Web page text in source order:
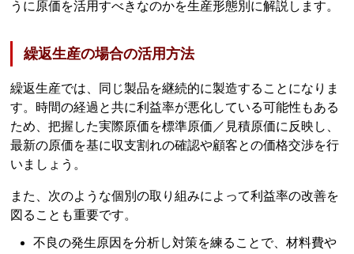
うに原価を活用すべきなのかを生産形態別に解説します。
繰返生産の場合の活用方法
繰返生産では、同じ製品を継続的に製造することになりま
す。時間の経過と共に利益率が悪化している可能性もある
ため、把握した実際原価を標準原価／見積原価に反映し、
最新の原価を基に収支割れの確認や顧客との価格交渉を行
いましょう。
また、次のような個別の取り組みによって利益率の改善を
図ることも重要です。
不良の発生原因を分析し対策を練ることで、材料費や